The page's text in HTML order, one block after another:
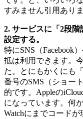
すみません引用ありま
2. サービスに「2段
設定する。
特にSNS（Facebook
抵は利用できます。
た。とにもかくにも
番号のSMS（ショー
的です。Appleの
になっています。何
Watchにまでコード